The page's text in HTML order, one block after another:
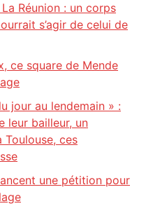
Réunion : un corps
s’agir de celui de
ce square de Mende
jour au lendemain » :
leur bailleur, un
ces
une pétition pour